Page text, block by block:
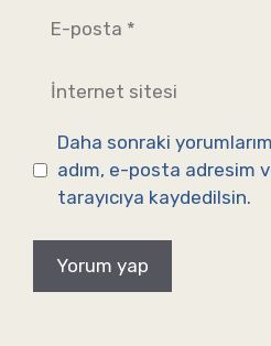
posta
İnternet
Daha sonraki
adım, e-posta adresim
tarayıcıya kaydedilsin.